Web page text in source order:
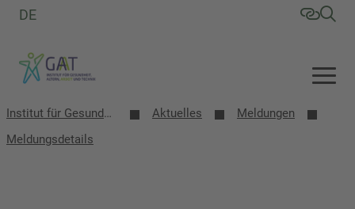
DE
Institut für Gesundheit, Altern, Arbeit und Technik (GAT) Aktuelles
Meldungen
Meldungsdetails